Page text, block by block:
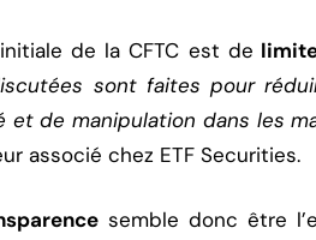
initiale de la CFTC est de
sont faites pour
et de manipulation dans les
associé chez ETF Securities.
semble donc être